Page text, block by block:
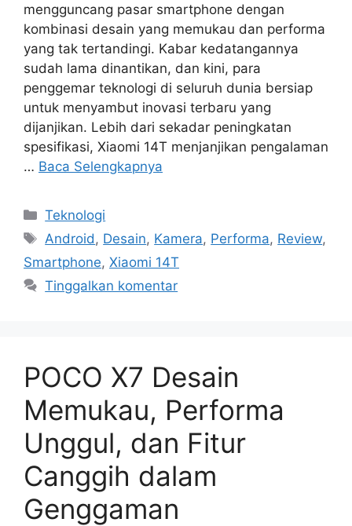
mengguncang pasar smartphone dengan
kombinasi desain yang memukau dan performa
yang tak tertandingi. Kabar kedatangannya
sudah lama dinantikan, dan kini, para
penggemar teknologi di seluruh dunia bersiap
untuk menyambut inovasi terbaru yang
dijanjikan. Lebih dari sekadar peningkatan
spesifikasi, Xiaomi 14T menjanjikan pengalaman
… Baca Selengkapnya
Kategori
Teknologi
Tag
Android , Desain, Kamera, Performa, Review,
Smartphone, Xiaomi 14T
Tinggalkan komentar
POCO X7 Desain
Memukau, Performa
Unggul, dan Fitur
Canggih dalam
Genggaman